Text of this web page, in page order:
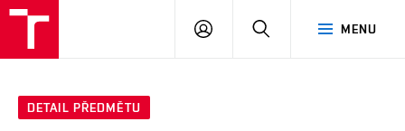
MENU
PŘIHLÁSIT
DETAIL PŘEDMĚTU